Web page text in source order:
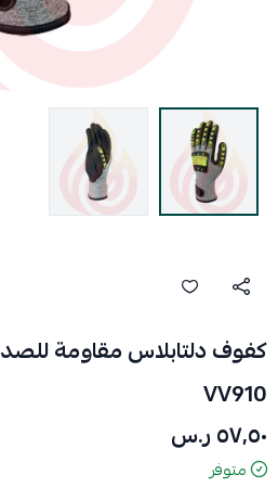
VV910
٥٧٫٥٠ ر.س
متوفر